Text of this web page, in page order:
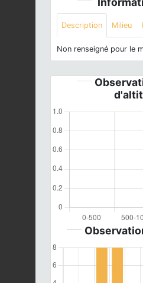
Description Milieu
Non renseigné pour le